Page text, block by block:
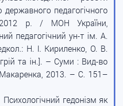
педагогічного
2012 р. / МОН України,
педагогічний ун-т ім. А.
Н. І. Кириленко, О. В.
та ін.]. – Суми : Вид-во
2013. – С. 151–
гедонізм як